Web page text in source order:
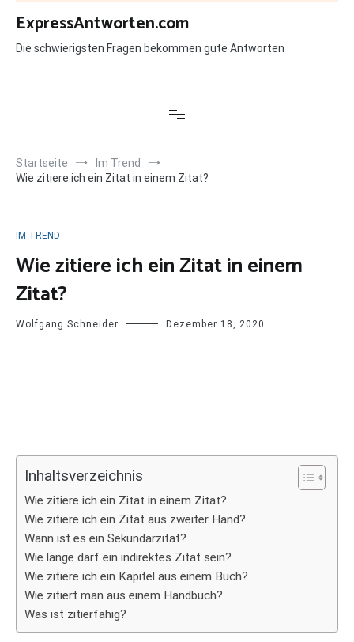
Zum
Inhalt
springen
ExpressAntworten.com
Die schwierigsten Fragen bekommen gute Antworten
Startseite
Im Trend
Wie zitiere ich ein Zitat in einem Zitat?
IM TREND
Wie zitiere ich ein Zitat in einem
Zitat?
Wolfgang Schneider Dezember 18, 2020
Inhaltsverzeichnis
Wie zitiere ich ein Zitat in einem Zitat?
Wie zitiere ich ein Zitat aus zweiter Hand?
Wann ist es ein Sekundärzitat?
Wie lange darf ein indirektes Zitat sein?
Wie zitiere ich ein Kapitel aus einem Buch?
Wie zitiert man aus einem Handbuch?
Was ist zitierfähig?